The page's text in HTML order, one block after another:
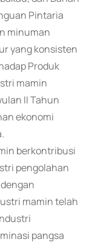
Pintaria
minuman
yang konsisten
Produk
mamin
II Tahun
ekonomi
berkontribusi
pengolahan
mamin telah
pangsa